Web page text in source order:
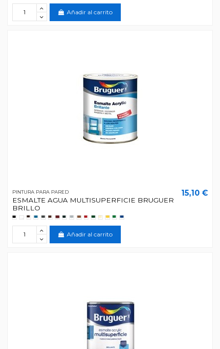
Añadir al carrito
PINTURA PARA PARED
ESMALTE AGUA MULTISUPERFICIE BRUGUER
BRILLO
15,10 €
Añadir al carrito